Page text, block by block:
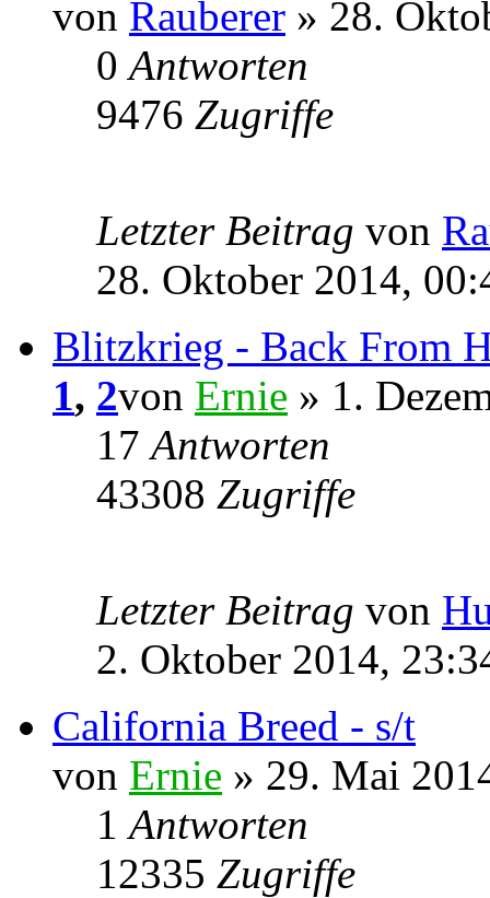
von Rauberer » 28.
0Antworten
9476 Zugriffe
Letzter Beitrag von
28. Oktober 2014,
Blitzkrieg - Back From
1, 2von Ernie » 1.
17Antworten
43308 Zugriffe
Letzter Beitrag von
2. Oktober 2014,
California Breed - s/t
von Ernie » 29. Mai
1Antworten
12335 Zugriffe